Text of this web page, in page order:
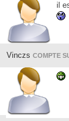
il
Vinczs COMPTE